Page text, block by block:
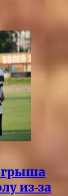
из‑за